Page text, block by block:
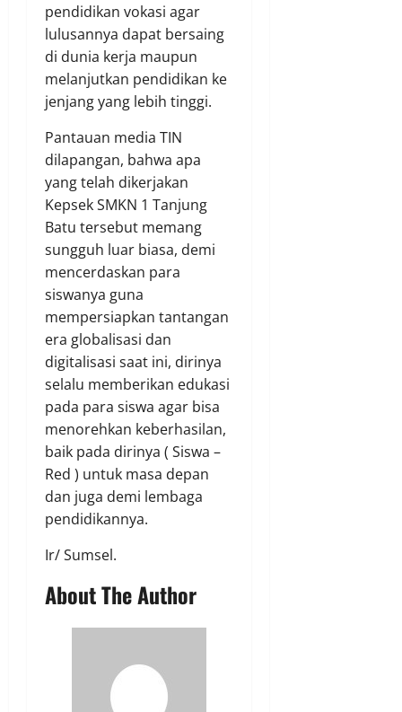
pendidikan vokasi agar
lulusannya dapat bersaing
di dunia kerja maupun
melanjutkan pendidikan ke
jenjang yang lebih tinggi.
Pantauan media TIN
dilapangan, bahwa apa
yang telah dikerjakan
Kepsek SMKN 1 Tanjung
Batu tersebut memang
sungguh luar biasa, demi
mencerdaskan para
siswanya guna
mempersiapkan tantangan
era globalisasi dan
digitalisasi saat ini, dirinya
selalu memberikan edukasi
pada para siswa agar bisa
menorehkan keberhasilan,
baik pada dirinya ( Siswa –
Red ) untuk masa depan
dan juga demi lembaga
pendidikannya.
Ir/ Sumsel.
About The Author